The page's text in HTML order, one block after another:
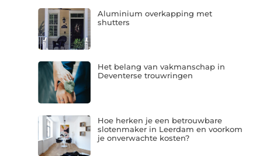
Aluminium overkapping met
shutters
Het belang van vakmanschap in
Deventerse trouwringen
Hoe herken je een betrouwbare
slotenmaker in Leerdam en voorkom
je onverwachte kosten?